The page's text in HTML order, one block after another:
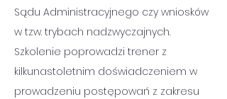
Sądu Administracyjnego czy wniosków
w tzw. trybach nadzwyczajnych.
Szkolenie poprowadzi trener z
kilkunastoletnim doświadczeniem w
prowadzeniu postępowań z zakresu